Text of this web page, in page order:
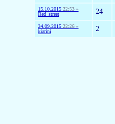
15.10.2015 22:53 »
Red_street
24
24.09.2015 22:26 »
kiarini
2